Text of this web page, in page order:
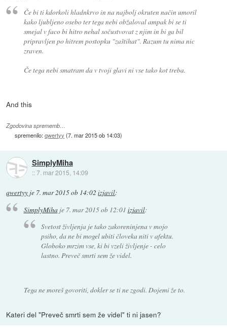
Če bi ti kdorkoli hladnkrvo in na najbolj okruten način umoril
kako ljubljeno osebo ter tega nebi obžaloval ampak bi se ti
smejal v faco bi hitro nehal sočustvovat z njim in bi ga bil
pripravljen po hitrem postopku "zaštihat". Razum tu nima nic
zraven.
Če tega nebi smatram da v tvoji glavi ni vse tako kot treba.
And this
Zgodovina sprememb…
spremenilo:qwertyy (7. mar 2015 ob 14:03)
SimplyMiha
::7. mar 2015, 14:09
qwertyy je 7. mar 2015 ob 14:02 izjavil:
SimplyMihaje 7. mar 2015 ob 12:01 izjavil:
Svetost življenja je tako zakoreninjena v mojo
psiho, da ne bi mogel ubiti človeka niti v afektu.
Globoko mrzim vse, ki bi vzeli življenje - celo
lastno. Preveč smrti sem že videl.
Tega ne moreš govoriti, dokler se ti ne zgodi. Dojemi že to.
Kateri del "Preveč smrti sem že videl" ti ni jasen?